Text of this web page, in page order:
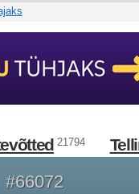
21794
#66072